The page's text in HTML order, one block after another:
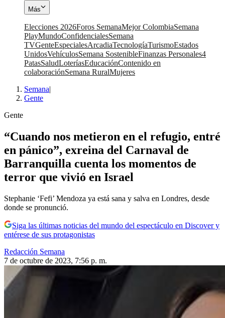
Más
Elecciones 2026Foros SemanaMejor ColombiaSemana
PlayMundoConfidencialesSemana
TVGenteEspecialesArcadiaTecnologíaTurismoEstados
UnidosVehículosSemana SostenibleFinanzas Personales4
PatasSaludLoteríasEducaciónContenido en
colaboraciónSemana RuralMujeres
Semana|
Gente
Gente
“Cuando nos metieron en el refugio, entré
en pánico”, exreina del Carnaval de
Barranquilla cuenta los momentos de
terror que vivió en Israel
Stephanie ‘Fefi’ Mendoza ya está sana y salva en Londres, desde
donde se pronunció.
Siga las últimas noticias del mundo del espectáculo en Discover y
entérese de sus protagonistas
Redacción Semana
7 de octubre de 2023, 7:56 p. m.